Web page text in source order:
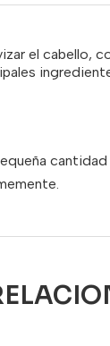
el
cantidad